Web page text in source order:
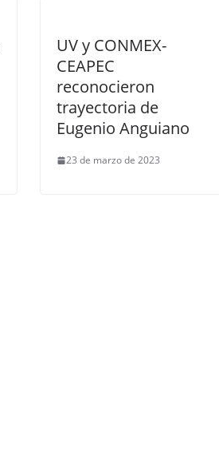
UV y CONMEX-
CEAPEC
reconocieron
trayectoria de
Eugenio Anguiano
23 de marzo de 2023